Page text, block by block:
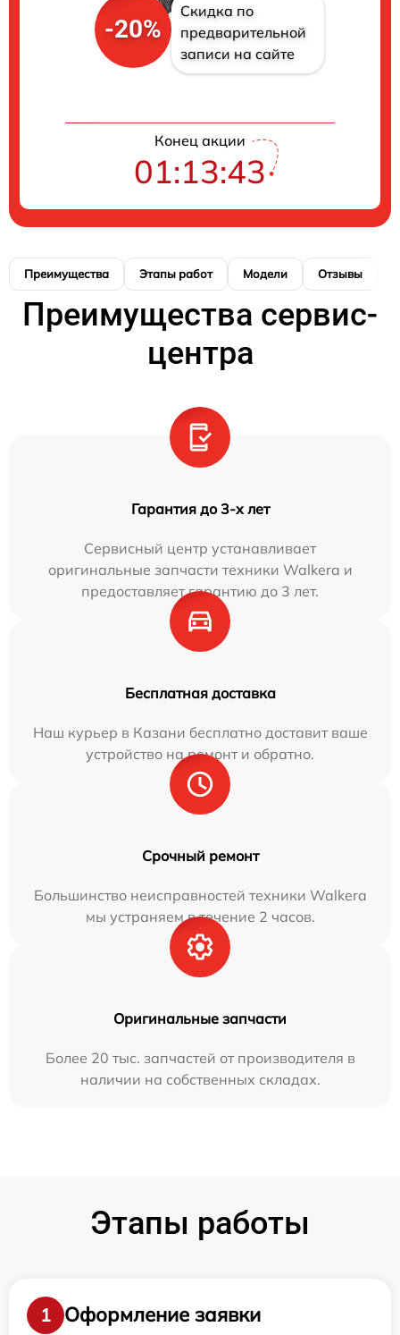
-20%
Скидка по
предварительной
записи на сайте
Конец акции
01:13:43
Преимущества Этапы работ Модели Отзывы
Преимущества сервис-
центра
Гарантия до 3-х лет
Сервисный центр устанавливает
оригинальные запчасти техники Walkera и
предоставляет гарантию до 3 лет.
Бесплатная доставка
Наш курьер в Казани бесплатно доставит ваше
устройство на ремонт и обратно.
Срочный ремонт
Большинство неисправностей техники Walkera
мы устраняем в течение 2 часов.
Оригинальные запчасти
Более 20 тыс. запчастей от производителя в
наличии на собственных складах.
Этапы работы
1 Оформление заявки